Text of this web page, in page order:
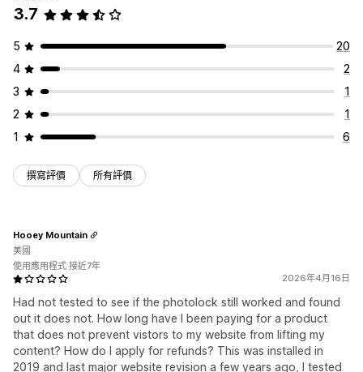
3.7
5
20
4
2
3
1
2
1
1
6
撰寫評價 所有評價
2026年4月16日
Had not tested to see if the photolock still worked and found
out it does not. How long have I been paying for a product
that does not prevent vistors to my website from lifting my
content? How do I apply for refunds? This was installed in
2019 and last major website revision a few years ago, I tested
Hooey Mountain
美國
使用應用程式 接近7年